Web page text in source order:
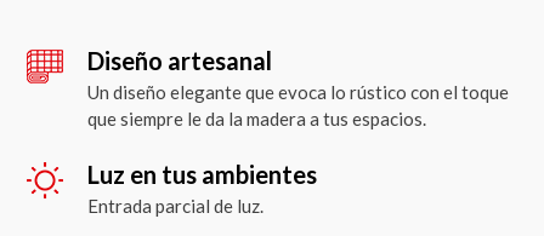
Diseño artesanal
Un diseño elegante que evoca lo rústico con el toque
que siempre le da la madera a tus espacios.
Luz en tus ambientes
Entrada parcial de luz.